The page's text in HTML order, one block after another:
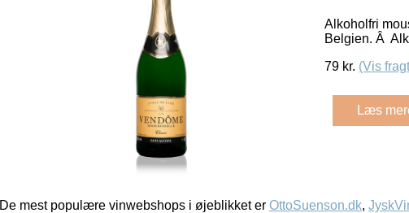
Alkoholfri
Belgien. Â
79 kr. (Vis
Læs
De mest populære vinwebshops i øjeblikket er OttoSuenson.dk,